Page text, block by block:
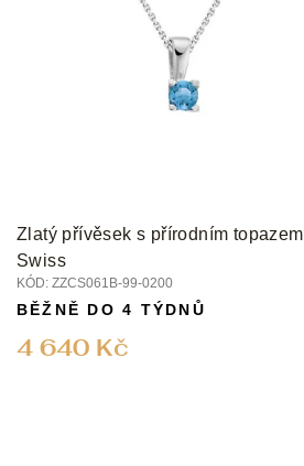
Zlatý přívěsek s přírodním topazem
Swiss
KÓD: ZZCS061B-99-0200
4 640 Kč
BĚŽNĚ DO 4 TÝDNŮ